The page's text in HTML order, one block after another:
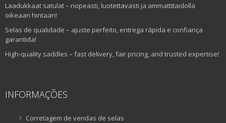
Laadukkaat satulat – nopeasti, luotettavasti ja ammattitaidolla
oikeaan hintaan!
Selas de qualidade – ajuste perfeito, entrega rápida e confiança
garantida!
High-quality saddles – fast delivery, fair pricing, and trusted expertise!
INFORMAÇÕES
Corretagem de vendas de selas